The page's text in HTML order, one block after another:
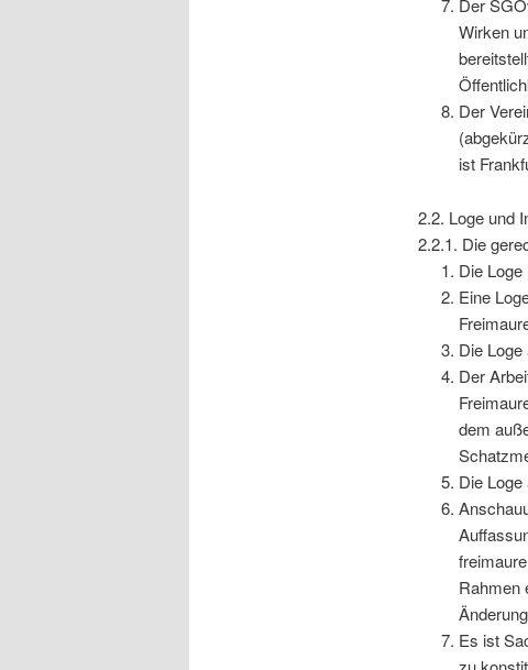
Der
Wirken
Der
ist
2.2. Loge und
2.2.1. Die
Die
Eine
Die
Der
dem
Die
Rahmen
Es ist